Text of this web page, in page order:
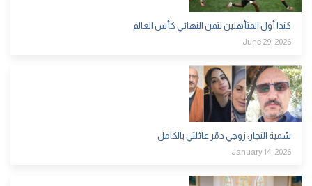
كندا أول المتأهلين لثمن النهائي كأس العالم
June 29, 2026
سُمية النجار: زوجي دمّر عائلتي بالكامل
January 14, 2026